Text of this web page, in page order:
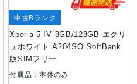
Xperia 5 IV 8GB/128GB エクリ
ュホワイト A204SO SoftBank
版SIMフリー
中古Bランク
付属品：本体のみ